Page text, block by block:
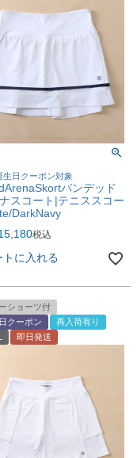
生日クーポン対象
バンデッド
スコート|テニススコー
DarkNavy
税込
トに入れる
ショーツ付
クーポン
再入荷有り
L 即日発送